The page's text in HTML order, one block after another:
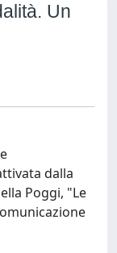
Un
dalla
Poggi, "Le